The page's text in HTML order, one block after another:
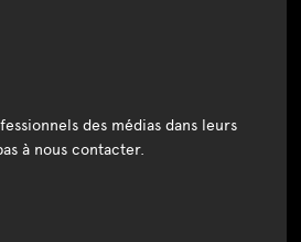
des médias dans leurs
à nous contacter.